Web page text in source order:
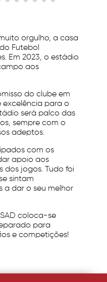
orgulho, a casa
Futebol
Em 2023, o estádio
aos
do clube em
para o
será palco das
sempre com o
adeptos.
com os
apoio aos
dos jogos. Tudo foi
sintam
a dar o seu melhor
coloca-se
para
e competições!